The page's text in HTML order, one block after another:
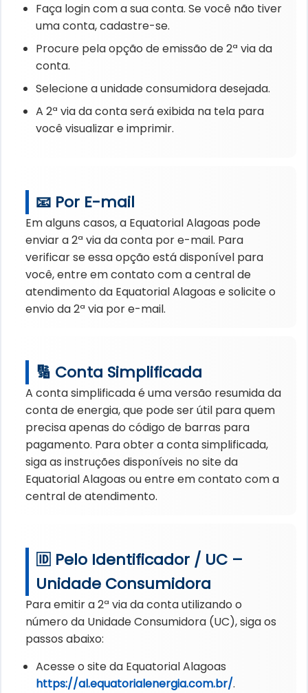
Faça login com a sua conta. Se você não tiver
uma conta, cadastre-se.
Procure pela opção de emissão de 2ª via da
conta.
Selecione a unidade consumidora desejada.
A 2ª via da conta será exibida na tela para
você visualizar e imprimir.
📧 Por E-mail
Em alguns casos, a Equatorial Alagoas pode
enviar a 2ª via da conta por e-mail. Para
verificar se essa opção está disponível para
você, entre em contato com a central de
atendimento da Equatorial Alagoas e solicite o
envio da 2ª via por e-mail.
🔢 Conta Simplificada
A conta simplificada é uma versão resumida da
conta de energia, que pode ser útil para quem
precisa apenas do código de barras para
pagamento. Para obter a conta simplificada,
siga as instruções disponíveis no site da
Equatorial Alagoas ou entre em contato com a
central de atendimento.
🆔 Pelo Identificador / UC –
Unidade Consumidora
Para emitir a 2ª via da conta utilizando o
número da Unidade Consumidora (UC), siga os
passos abaixo:
Acesse o site da Equatorial Alagoas
https://al.equatorialenergia.com.br/.